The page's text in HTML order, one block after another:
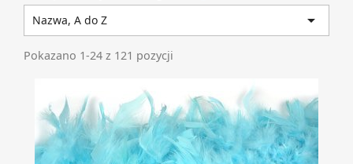
Nazwa, A do Z 
Pokazano 1-24 z 121 pozycji